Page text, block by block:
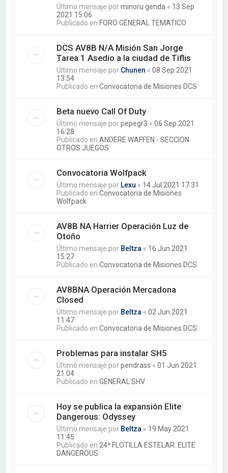
Último mensaje porminoru genda « 13 Sep
2021 15:06
Publicado en FORO GENERAL TEMATICO
DCS AV8B N/A Misión San Jorge
Tarea 1 Asedio a la ciudad de Tiflis
Último mensaje por Chunen «08 Sep 2021
13:54
Publicado enConvocatoria de Misiones DCS
Beta nuevo Call Of Duty
Último mensaje porpepegr3 «06 Sep 2021
16:28
Publicado enANDERE WAFFEN - SECCION
OTROS JUEGOS
Convocatoria Wolfpack
Último mensaje por Lexu « 14 Jul 2021 17:31
Publicado enConvocatoria de Misiones
Wolfpack
AV8B NA Harrier Operación Luz de
Otoño
Último mensaje por Beltza « 16 Jun 2021
15:27
Publicado enConvocatoria de Misiones DCS
AV8BNA Operación Mercadona
Closed
Último mensaje por Beltza «02 Jun 2021
11:47
Publicado enConvocatoria de Misiones DCS
Problemas para instalar SH5
Último mensaje porpendrass «01 Jun 2021
21:04
Publicado enGENERAL SHV
Hoy se publica la expansión Elite
Dangerous: Odyssey
Último mensaje por Beltza « 19 May 2021
11:45
Publicado en 24ª FLOTILLA ESTELAR: ELITE
DANGEROUS